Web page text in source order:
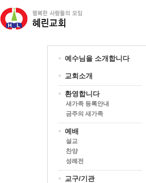
예수님을 소개합니다
교회소개
환영합니다
새가족 등록안내
금주의 새가족
예배
설교
찬양
성례전
교구/기관